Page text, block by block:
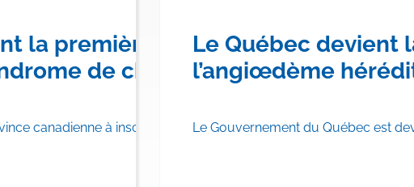
la première province canadienne
de chylomicronémie familiale
canadienne à inscrire TRYNGOLZA® (olézarsen) aux Listes des
Le Québec devient
l’angiœdème
Le Gouvernement du Québec est